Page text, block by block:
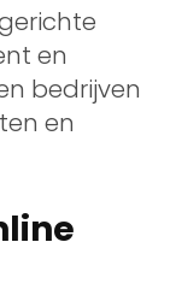
en
bedrijven
en